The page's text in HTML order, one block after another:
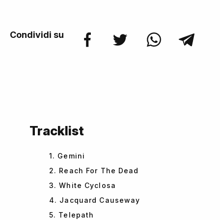
Condividi su
Tracklist
1. Gemini
2. Reach For The Dead
3. White Cyclosa
4. Jacquard Causeway
5. Telepath